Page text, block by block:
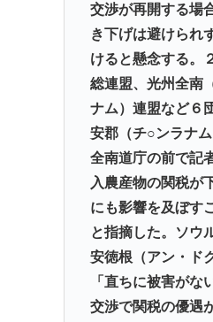
交渉が再開する場
き下げは避けられ
けると懸念する。
総連盟、光州全南
ナム）連盟など６
安郡（チ○ンラナ
全南道庁の前で記
入農産物の関税が
にも影響を及ぼす
と指摘した。ソウ
安徳根（アン・ド
「直ちに被害がな
交渉で関税の優遇